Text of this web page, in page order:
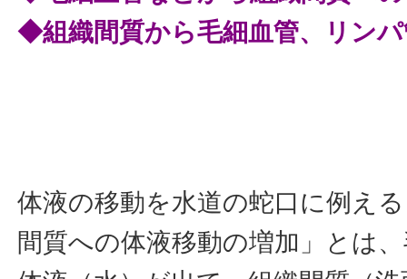
◆組織間質から毛細血管、リン
体液の移動を水道の蛇口に例え
間質への体液移動の増加」とは